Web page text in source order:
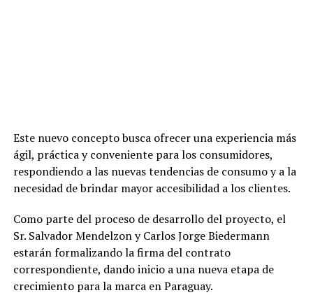
Este nuevo concepto busca ofrecer una experiencia más
ágil, práctica y conveniente para los consumidores,
respondiendo a las nuevas tendencias de consumo y a la
necesidad de brindar mayor accesibilidad a los clientes.
Como parte del proceso de desarrollo del proyecto, el
Sr. Salvador Mendelzon y Carlos Jorge Biedermann
estarán formalizando la firma del contrato
correspondiente, dando inicio a una nueva etapa de
crecimiento para la marca en Paraguay.